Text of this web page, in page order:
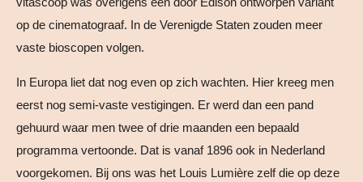
op de cinematograaf. In de Verenigde Staten zouden meer
vaste bioscopen volgen.
In Europa liet dat nog even op zich wachten. Hier kreeg men
eerst nog semi-vaste vestigingen. Er werd dan een pand
gehuurd waar men twee of drie maanden een bepaald
programma vertoonde. Dat is vanaf 1896 ook in Nederland
voorgekomen. Bij ons was het Louis Lumière zelf die op deze